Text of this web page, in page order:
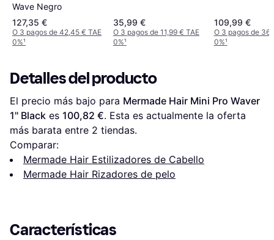
Wave Negro
127,35 €
O 3 pagos de 42,45 € TAE
0%¹
35,99 €
O 3 pagos de 11,99 € TAE
0%¹
109,99 €
O 3 pagos de
0%¹
Detalles del producto
El precio más bajo para Mermade Hair Mini Pro Waver
1" Black es 100,82 €. Esta es actualmente la oferta
más barata entre 2 tiendas.
Comparar:
Mermade Hair Estilizadores de Cabello
Mermade Hair Rizadores de pelo
Características